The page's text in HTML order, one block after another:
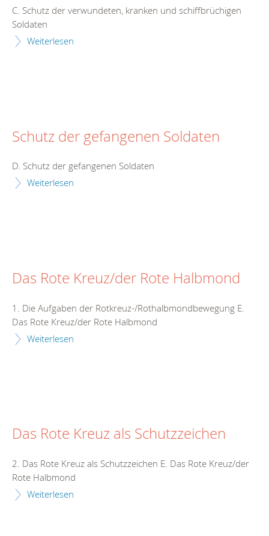
C. Schutz der verwundeten, kranken und schiffbrüchigen
Soldaten
Weiterlesen
Schutz der gefangenen Soldaten
D. Schutz der gefangenen Soldaten
Weiterlesen
Das Rote Kreuz/der Rote Halbmond
1. Die Aufgaben der Rotkreuz-/Rothalbmondbewegung E.
Das Rote Kreuz/der Rote Halbmond
Weiterlesen
Das Rote Kreuz als Schutzzeichen
2. Das Rote Kreuz als Schutzzeichen E. Das Rote Kreuz/der
Rote Halbmond
Weiterlesen